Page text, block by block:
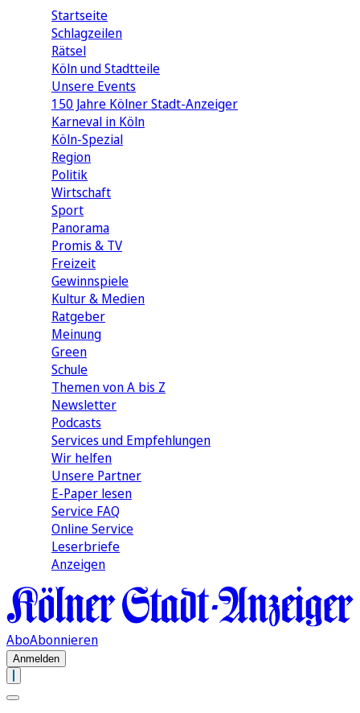
Startseite
Schlagzeilen
Rätsel
Köln und Stadtteile
Unsere Events
150 Jahre Kölner Stadt-Anzeiger
Karneval in Köln
Köln-Spezial
Region
Politik
Wirtschaft
Sport
Panorama
Promis & TV
Freizeit
Gewinnspiele
Kultur & Medien
Ratgeber
Meinung
Green
Schule
Themen von A bis Z
Newsletter
Podcasts
Services und Empfehlungen
Wir helfen
Unsere Partner
E-Paper lesen
Service FAQ
Online Service
Leserbriefe
Anzeigen
AboAbonnieren
Anmelden